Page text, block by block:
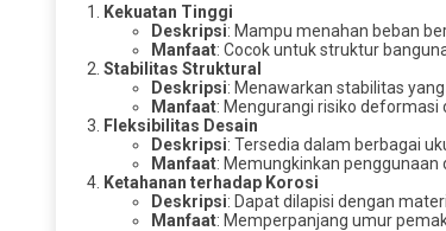
Kekuatan Tinggi
Deskripsi: Mampu menahan beban
Manfaat: Cocok untuk struktur
Stabilitas Struktural
Deskripsi: Menawarkan stabilitas
Manfaat: Mengurangi risiko deformasi
Fleksibilitas Desain
Deskripsi: Tersedia dalam berbagai
Manfaat: Memungkinkan penggunaan
Ketahanan terhadap Korosi
Deskripsi: Dapat dilapisi dengan
Manfaat: Memperpanjang umur